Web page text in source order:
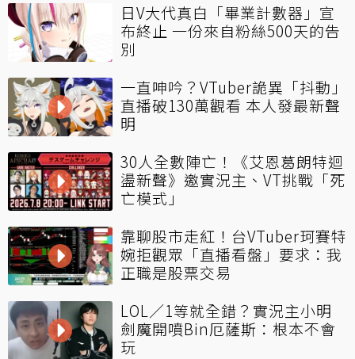
日V大代真白「畢業計數器」宣
布終止 一份來自粉絲500天的告
別
一直呻吟？VTuber詭異「抖動」
直播破130萬觀看 本人發最新聲
明
30人全數陣亡！《艾恩葛朗特迴
盪新聲》邀實況主、VT挑戰「死
亡模式」
靠聊股市走紅！台VTuber珂賽特
婉拒觀眾「直播看盤」要求：我
正職是股票交易
LOL／1等就全錯？實況主小明
劍魔開噴Bin厄薩斯：根本不會
玩